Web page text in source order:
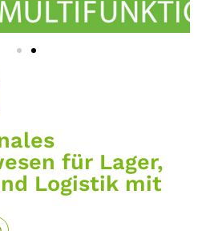
für Lager,
Logistik mit